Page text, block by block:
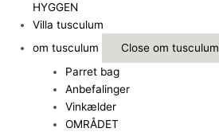
HYGGEN
Villa tusculum
om tusculum
Close om tusculum
Parret bag
Anbefalinger
Vinkælder
OMRÅDET